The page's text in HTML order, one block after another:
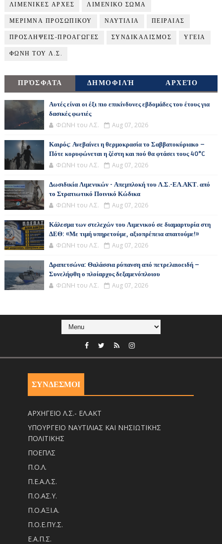
ΛΙΜΕΝΙΚΕΣ ΑΡΧΕΣ ΛΙΜΕΝΙΚΟ ΣΩΜΑ
ΜΕΡΙΜΝΑ ΠΡΟΣΩΠΙΚΟΥ ΝΑΥΤΙΛΙΑ ΠΕΙΡΑΙΑΣ
ΠΡΟΣΛΗΨΕΙΣ-ΠΡΟΑΓΩΓΕΣ ΣΥΝΔΙΚΑΛΙΣΜΟΣ ΥΓΕΙΑ
ΦΩΝΗ ΤΟΥ Λ.Σ.
ΠΡΌΣΦΑΤΑ ΔΗΜΟΦΙΛΉ ΑΡΧΕΊΟ
Αυτές είναι οι έξι πιο επικίνδυνες εβδομάδες του έτους για
δασικές φωτιές
ΦΩΝΗ του Λ.Σ. Aug 07, 2026
Καιρός: Ανεβαίνει η θερμοκρασία το Σαββατοκύριακο –
Πότε κορυφώνεται η ζέστη και πού θα φτάσει τους 40°C
ΦΩΝΗ του Λ.Σ. Aug 07, 2026
Δωσιδικία Λιμενικών - Απεμπλοκή του Λ.Σ.-ΕΛ.ΑΚΤ. από
το Στρατιωτικό Ποινικό Κώδικα
ΦΩΝΗ του Λ.Σ. Aug 07, 2026
Κάλεσμα των στελεχών του Λιμενικού σε διαμαρτυρία στη
ΔΕΘ: «Με τιμή υπηρετούμε, αξιοπρέπεια απαιτούμε!»
ΦΩΝΗ του Λ.Σ. Aug 07, 2026
Δραπετσώνα: Θαλάσσια ρύπανση από πετρελαιοειδή –
Συνελήφθη ο πλοίαρχος δεξαμενόπλοιου
ΦΩΝΗ του Λ.Σ. Aug 07, 2026
ΣΥΝΔΕΣΜΟΙ
ΑΡΧΗΓΕΙΟ Λ.Σ.- ΕΛ.ΑΚΤ
ΥΠΟΥΡΓΕΙΟ ΝΑΥΤΙΛΙΑΣ ΚΑΙ ΝΗΣΙΩΤΙΚΗΣ
ΠΟΛΙΤΙΚΗΣ
ΠΟΕΠΛΣ
Π.Ο.Λ.
Π.Ε.Α.Λ.Σ.
Π.Ο.ΑΣ.Υ.
Π.Ο.ΑΞΙ.Α.
Π.Ο.Ε.ΠΥ.Σ.
Ε.Α.Π.Σ.